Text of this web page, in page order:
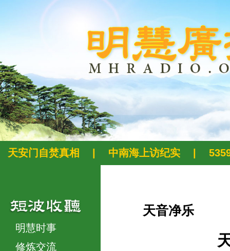
天安门自焚真相 中南海上访纪实
明慧时事
修炼交流
天音净乐